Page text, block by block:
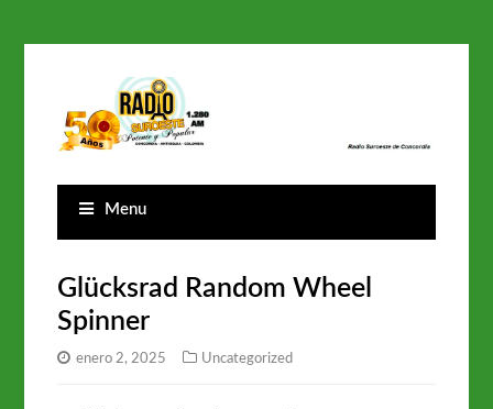
Menu
Glücksrad Random Wheel
Spinner
enero 2, 2025 Uncategorized